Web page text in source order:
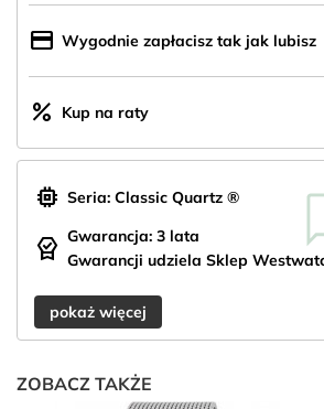
credit_card Wygodnie zapłacisz tak jak lubisz
percent Kup na raty
memory Seria: Classic Quartz ®
editor_choice Gwarancja: 3 lata
Gwarancji udziela Sklep
pokaż więcej
ZOBACZ TAKŻE